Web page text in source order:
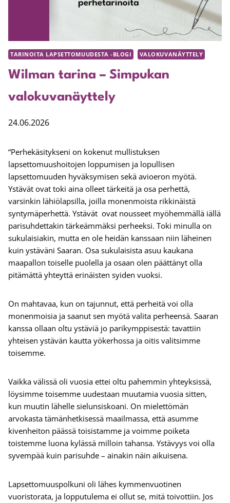
TARINOITA LAPSETTOMUUDESTA -BLOGI VALOKUVANÄYTTELY
Wilman tarina – Simpukan
valokuvanäyttely
24.06.2026
“Perhekäsitykseni on kokenut mullistuksen
lapsettomuushoitojen loppumisen ja lopullisen
lapsettomuuden hyväksymisen sekä avioeron myötä.
Ystävät ovat toki aina olleet tärkeitä ja osa perhettä,
varsinkin lähiölapsilla, joilla monenmoista rikkinäistä
syntymäperhettä. Ystävät ovat nousseet myöhemmällä iällä
parisuhdettakin tärkeämmäksi perheeksi. Toki minulla on
sukulaisiakin, mutta en ole heidän kanssaan niin läheinen
kuin ystäväni Saaran. Osa sukulaisista asuu kaukana
maapallon toiselle puolella ja osaan olen päättänyt olla
pitämättä yhteyttä erinäisten syiden vuoksi.
On mahtavaa, kun on tajunnut, että perheitä voi olla
monenmoisia ja saanut sen myötä valita perheensä. Saaran
kanssa ollaan oltu ystäviä jo parikymppisestä: tavattiin
yhteisen ystävän kautta yökerhossa ja oitis valitsimme
toisemme.
Vaikka välissä oli vuosia ettei oltu pahemmin yhteyksissä,
löysimme toisemme uudestaan muutamia vuosia sitten,
kun muutin lähelle sielunsiskoani. On mielettömän
arvokasta tämänhetkisessä maailmassa, että asumme
kivenheiton päässä toisistamme ja voimme poiketa
toistemme luona kylässä milloin tahansa. Ystävyys voi olla
syvempää kuin parisuhde – ainakin näin aikuisena.
Lapsettomuuspolkuni oli lähes kymmenvuotinen
vuoristorata, ja lopputulema ei ollut se, mitä toivottiin. Jos